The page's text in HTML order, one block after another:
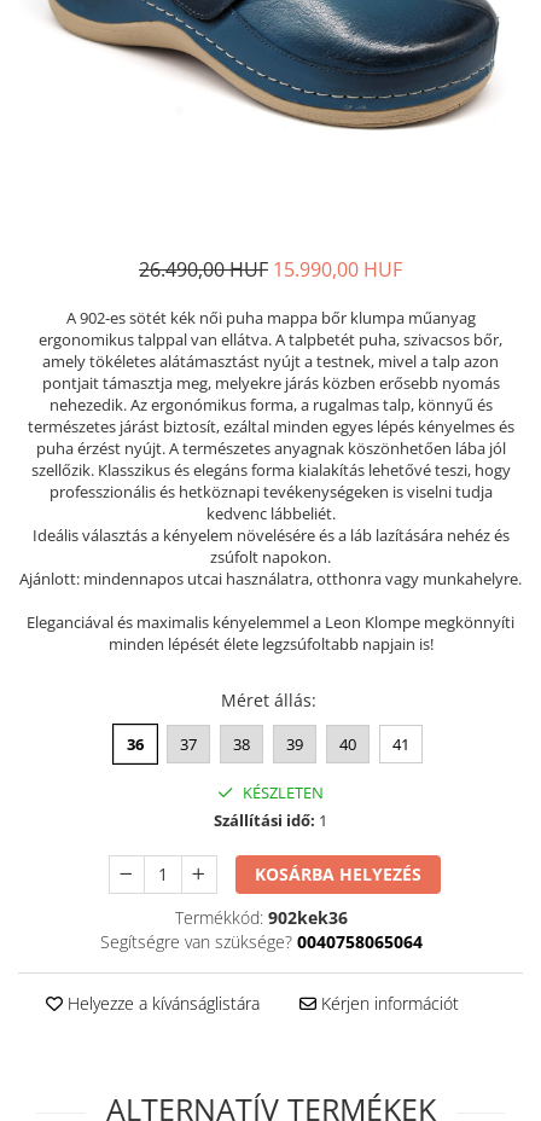
Női nyitott papucs - DOSS
Női szandál - DOSS
Férfi nyitott papucs - DOSS
Női nyitott papucs - Medi+
Női szandál
LEON KLOMPE LÁBBELI
Női csukott papucs - Leon
Férfi csukott papucs - Leon
Női nyitott papucs - Leon
Női szandál - Leon
Férfi nyitott papucs
NYÁRI NŐI LÁBBELI KOLLEKCIÓ
Szandál
NYARI FÉRFI LÁBBELI KOLLEKCIÓ
STERILIZÁLHATÓ KLUMPA
TÉLI GYAPJÚ PAPUCSOK - női és
KIVEHETŐ TALPBETÉTES KLUMPA
MUNKAVÉDELMI TANUSÍTVÁNNYAL
26.490,00 HUF 15.990,00 HUF
A 902-es sötét kék női puha mappa bőr klumpa műanyag
ergonomikus talppal van ellátva. A talpbetét puha, szivacsos bőr,
amely tökéletes alátámasztást nyújt a testnek, mivel a talp azon
pontjait támasztja meg, melyekre járás közben erősebb nyomás
nehezedik. Az ergonómikus forma, a rugalmas talp, könnyű és
természetes járást biztosít, ezáltal minden egyes lépés kényelmes és
puha érzést nyújt. A természetes anyagnak köszönhetően lába jól
szellőzik. Klasszikus és elegáns forma kialakítás lehetővé teszi, hogy
professzionális és hetköznapi tevékenységeken is viselni tudja
kedvenc lábbeliét.
Ideális választás a kényelem növelésére és a láb lazítására nehéz és
zsúfolt napokon.
Ajánlott: mindennapos utcai használatra, otthonra vagy munkahelyre.
Eleganciával és maximalis kényelemmel a Leon Klompe megkönnyíti
minden lépését élete legzsúfoltabb napjain is!
Méret állás:
36 37 38 39 40 41
KÉSZLETEN
Szállítási idő: 1
KOSÁRBA HELYEZÉS
Termékkód: 902kek36
Segítségre van szüksége? 0040758065064
Helyezze a kívánságlistára Kérjen információt
ALTERNATÍV TERMÉKEK